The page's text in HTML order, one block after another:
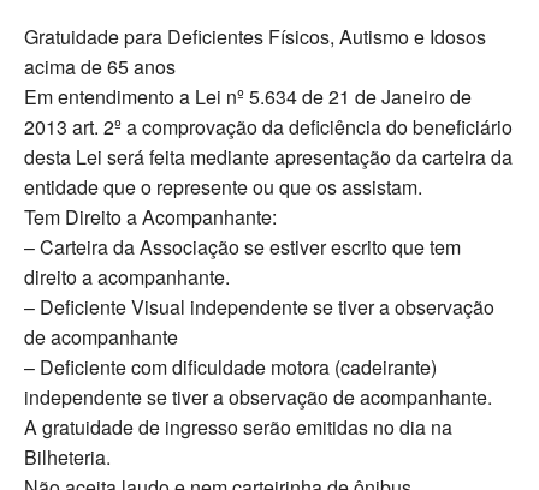
Gratuidade para Deficientes Físicos, Autismo e Idosos
acima de 65 anos
Em entendimento a Lei nº 5.634 de 21 de Janeiro de
2013 art. 2º a comprovação da deficiência do beneficiário
desta Lei será feita mediante apresentação da carteira da
entidade que o represente ou que os assistam.
Tem Direito a Acompanhante:
– Carteira da Associação se estiver escrito que tem
direito a acompanhante.
– Deficiente Visual independente se tiver a observação
de acompanhante
– Deficiente com dificuldade motora (cadeirante)
independente se tiver a observação de acompanhante.
A gratuidade de ingresso serão emitidas no dia na
Bilheteria.